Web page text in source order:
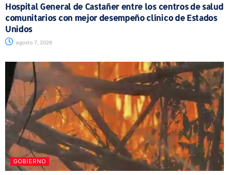
Hospital General de Castañer entre los centros de salud
comunitarios con mejor desempeño clínico de Estados
Unidos
agosto 7, 2026
GOBIERNO